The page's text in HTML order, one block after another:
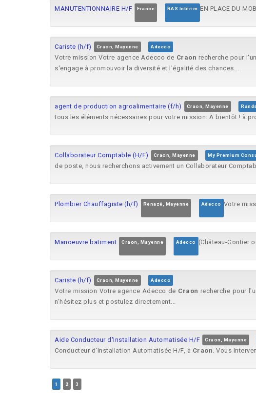
MANUTENTIONNAIRE H/F France RAS Intérim EN PLACE DU
Cariste (h/f) Craon, Mayenne Adecco
Votre mission Votre agence Adecco de Craon recherche pour
s'engage à promouvoir la diversité et l'égalité des chances...
agent de production agroalimentaire (f/h) Craon, Mayenne
tous les éléments nécessaires pour votre mission. À bientôt ! à
Collaborateur Comptable (H/F) Craon, Mayenne My Premium
de poste, nous recherchons activement un Collaborateur
Plombier Chauffagiste (h/f) Renazé, Mayenne Adecco Votre
Manoeuvre batiment Craon, Mayenne Adecco (Château-Gontier
Cariste (h/f) Craon, Mayenne Adecco
Votre mission Votre agence Adecco de Craon recherche pour
n'hésitez plus et postulez directement...
Aide Conducteur d'Installation Automatisée H/F Craon, Mayenne
Conducteur d'Installation Automatisée H/F, à Craon. Vous
1 2 3